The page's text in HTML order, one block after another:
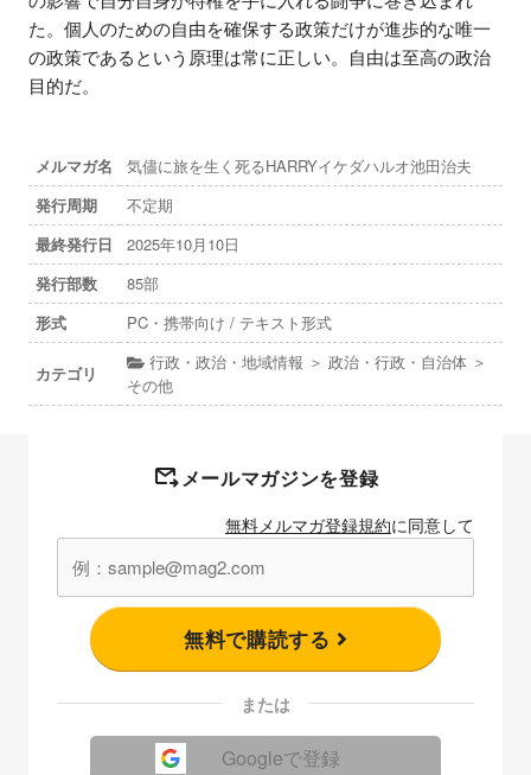
た。個人のための自由を確保する政策だけが進歩的な唯一
の政策であるという原理は常に正しい。自由は至高の政治
目的だ。
メルマガ名
気儘に旅を生く死るHARRYイケダハルオ池田治夫
発行周期
不定期
最終発行日
2025年10月10日
発行部数
85部
形式
PC・携帯向け / テキスト形式
カテゴリ
行政・政治・地域情報 ＞ 政治・行政・自治体 ＞
その他
メールマガジンを登録
無料メルマガ登録規約に同意して
無料で購読する
または
Googleで登録